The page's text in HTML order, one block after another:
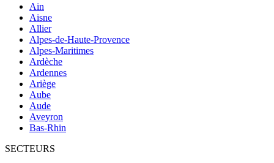
Ain
Aisne
Allier
Alpes-de-Haute-Provence
Alpes-Maritimes
Ardèche
Ardennes
Ariège
Aube
Aude
Aveyron
Bas-Rhin
SECTEURS